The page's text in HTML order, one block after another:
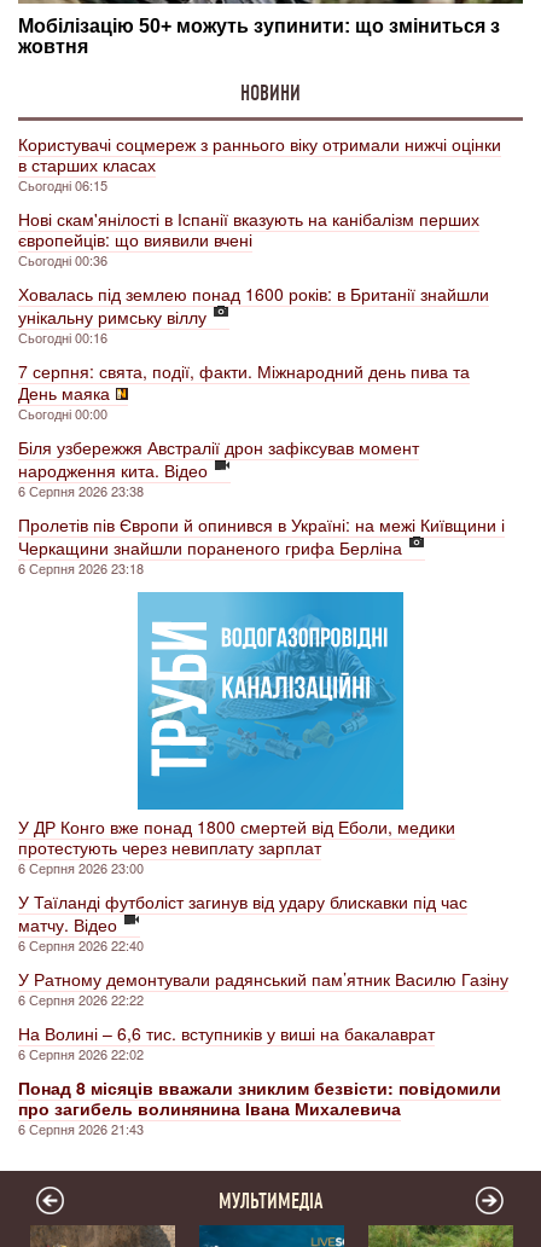
НОВИНИ
Користувачі соцмереж з раннього віку отримали нижчі оцінки
в старших класах
Сьогодні 06:15
Нові скам'янілості в Іспанії вказують на канібалізм перших
європейців: що виявили вчені
Сьогодні 00:36
Ховалась під землею понад 1600 років: в Британії знайшли
унікальну римську віллу
Сьогодні 00:16
7 серпня: свята, події, факти. Міжнародний день пива та
День маяка
Сьогодні 00:00
Біля узбережжя Австралії дрон зафіксував момент
народження кита. Відео
6 Серпня 2026 23:38
Пролетів пів Європи й опинився в Україні: на межі Київщини і
Черкащини знайшли пораненого грифа Берліна
6 Серпня 2026 23:18
У ДР Конго вже понад 1800 смертей від Еболи, медики
протестують через невиплату зарплат
6 Серпня 2026 23:00
У Таїланді футболіст загинув від удару блискавки під час
матчу. Відео
6 Серпня 2026 22:40
У Ратному демонтували радянський пам’ятник Василю Газіну
6 Серпня 2026 22:22
На Волині – 6,6 тис. вступників у виші на бакалаврат
6 Серпня 2026 22:02
Понад 8 місяців вважали зниклим безвісти: повідомили
про загибель волинянина Івана Михалевича
6 Серпня 2026 21:43
МУЛЬТИМЕДІА